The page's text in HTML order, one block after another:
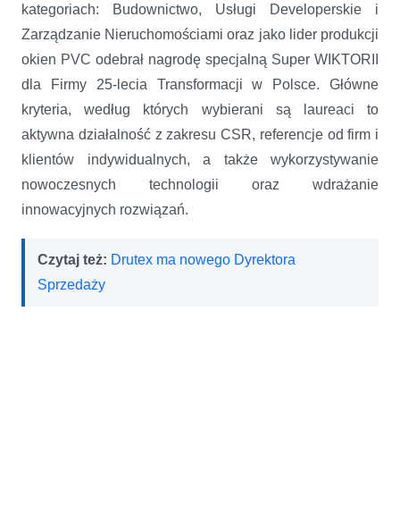
kategoriach: Budownictwo, Usługi Developerskie i
Zarządzanie Nieruchomościami oraz jako lider produkcji
okien PVC odebrał nagrodę specjalną Super WIKTORII
dla Firmy 25-lecia Transformacji w Polsce. Główne
kryteria, według których wybierani są laureaci to
aktywna działalność z zakresu CSR, referencje od firm i
klientów indywidualnych, a także wykorzystywanie
nowoczesnych technologii oraz wdrażanie
innowacyjnych rozwiązań.
Czytaj też: Drutex ma nowego Dyrektora
Sprzedaży